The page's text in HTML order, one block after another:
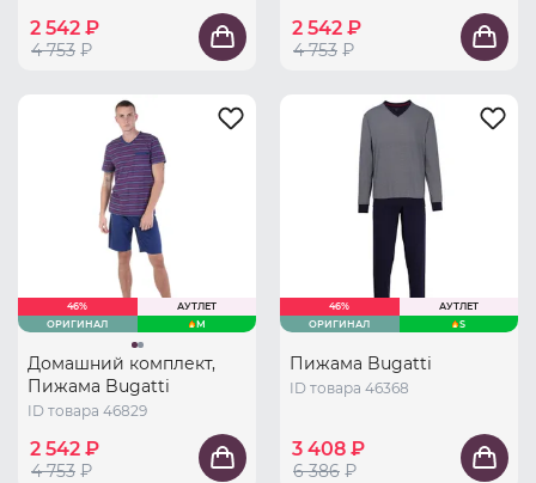
2 542 ₽
4 753 ₽
2 542 ₽
4 753 ₽
46%
АУТЛЕТ
ОРИГИНАЛ
M
Домашний комплект,
Пижама Bugatti
ID товара 46829
2 542 ₽
4 753 ₽
46%
АУТЛЕТ
ОРИГИНАЛ
S
Пижама Bugatti
ID товара 46368
3 408 ₽
6 386 ₽